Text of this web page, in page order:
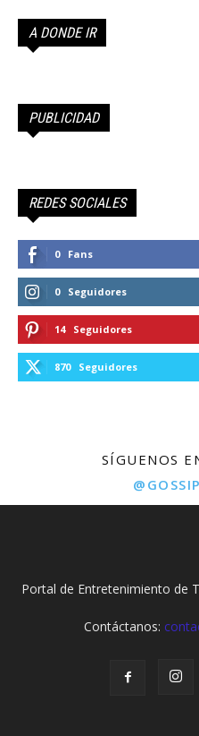
A DONDE IR
PUBLICIDAD
REDES SOCIALES
0 Fans
0 Seguidores
14 Seguidores
870 Seguidores
SÍGUENOS
Portal de Entretenimiento de
Contáctanos: